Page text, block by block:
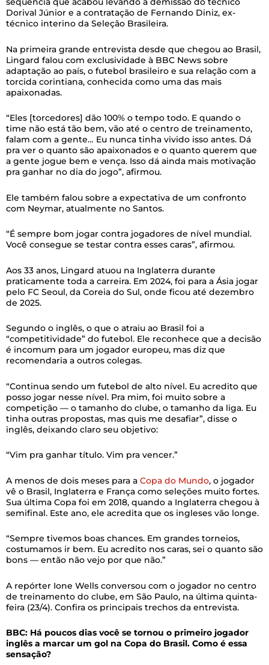
Dorival Júnior e a contratação de Fernando Diniz, ex-
técnico interino da Seleção Brasileira.
Na primeira grande entrevista desde que chegou ao Brasil,
Lingard falou com exclusividade à BBC News sobre
adaptação ao país, o futebol brasileiro e sua relação com a
torcida corintiana, conhecida como uma das mais
apaixonadas.
“Eles [torcedores] dão 100% o tempo todo. E quando o
time não está tão bem, vão até o centro de treinamento,
falam com a gente… Eu nunca tinha vivido isso antes. Dá
pra ver o quanto são apaixonados e o quanto querem que
a gente jogue bem e vença. Isso dá ainda mais motivação
pra ganhar no dia do jogo”, afirmou.
Ele também falou sobre a expectativa de um confronto
com Neymar, atualmente no Santos.
“É sempre bom jogar contra jogadores de nível mundial.
Você consegue se testar contra esses caras”, afirmou.
Aos 33 anos, Lingard atuou na Inglaterra durante
praticamente toda a carreira. Em 2024, foi para a Ásia jogar
pelo FC Seoul, da Coreia do Sul, onde ficou até dezembro
de 2025.
Segundo o inglês, o que o atraiu ao Brasil foi a
“competitividade” do futebol. Ele reconhece que a decisão
é incomum para um jogador europeu, mas diz que
recomendaria a outros colegas.
“Continua sendo um futebol de alto nível. Eu acredito que
posso jogar nesse nível. Pra mim, foi muito sobre a
competição — o tamanho do clube, o tamanho da liga. Eu
tinha outras propostas, mas quis me desafiar”, disse o
inglês, deixando claro seu objetivo:
“Vim pra ganhar título. Vim pra vencer.”
A menos de dois meses para a Copa do Mundo, o jogador
vê o Brasil, Inglaterra e França como seleções muito fortes.
Sua última Copa foi em 2018, quando a Inglaterra chegou à
semifinal. Este ano, ele acredita que os ingleses vão longe.
“Sempre tivemos boas chances. Em grandes torneios,
costumamos ir bem. Eu acredito nos caras, sei o quanto são
bons — então não vejo por que não.”
A repórter Ione Wells conversou com o jogador no centro
de treinamento do clube, em São Paulo, na última quinta-
feira (23/4). Confira os principais trechos da entrevista.
BBC: Há poucos dias você se tornou o primeiro jogador
inglês a marcar um gol na Copa do Brasil. Como é essa
sensação?